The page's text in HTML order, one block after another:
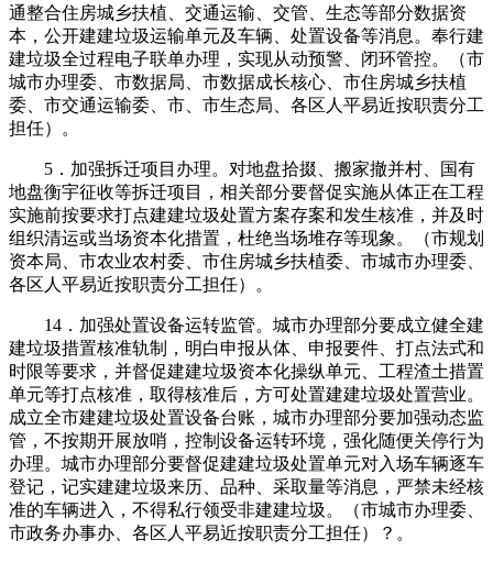
通整合住房城乡扶植、交通运输、交管、生态等部分数据资
本，公开建建垃圾运输单元及车辆、处置设备等消息。奉行建
建垃圾全过程电子联单办理，实现从动预警、闭环管控。（市
城市办理委、市数据局、市数据成长核心、市住房城乡扶植
委、市交通运输委、市、市生态局、各区人平易近按职责分工
担任）。
5．加强拆迁项目办理。对地盘拾掇、搬家撤并村、国有
地盘衡宇征收等拆迁项目，相关部分要督促实施从体正在工程
实施前按要求打点建建垃圾处置方案存案和发生核准，并及时
组织清运或当场资本化措置，杜绝当场堆存等现象。（市规划
资本局、市农业农村委、市住房城乡扶植委、市城市办理委、
各区人平易近按职责分工担任）。
14．加强处置设备运转监管。城市办理部分要成立健全建
建垃圾措置核准轨制，明白申报从体、申报要件、打点法式和
时限等要求，并督促建建垃圾资本化操纵单元、工程渣土措置
单元等打点核准，取得核准后，方可处置建建垃圾处置营业。
成立全市建建垃圾处置设备台账，城市办理部分要加强动态监
管，不按期开展放哨，控制设备运转环境，强化随便关停行为
办理。城市办理部分要督促建建垃圾处置单元对入场车辆逐车
登记，记实建建垃圾来历、品种、采取量等消息，严禁未经核
准的车辆进入，不得私行领受非建建垃圾。（市城市办理委、
市政务办事办、各区人平易近按职责分工担任）？。